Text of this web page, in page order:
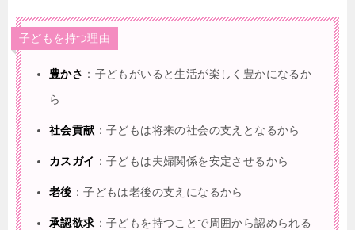
子どもを持つ理由
豊かさ ：子どもがいると生活が楽しく豊かになるか
ら
社会貢献 ：子どもは将来の社会の支えとなるから
カスガイ ：子どもは夫婦関係を安定させるから
老後 ：子どもは老後の支えになるから
承認欲求 ：子どもを持つことで周囲から認められる